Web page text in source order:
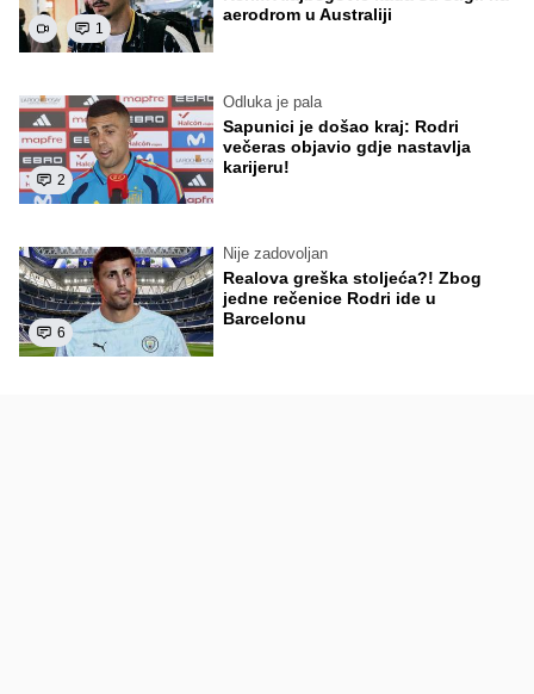
1
aerodrom u Australiji
2
Odluka je pala
Sapunici je došao kraj: Rodri
večeras objavio gdje nastavlja
karijeru!
6
Nije zadovoljan
Realova greška stoljeća?! Zbog
jedne rečenice Rodri ide u
Barcelonu